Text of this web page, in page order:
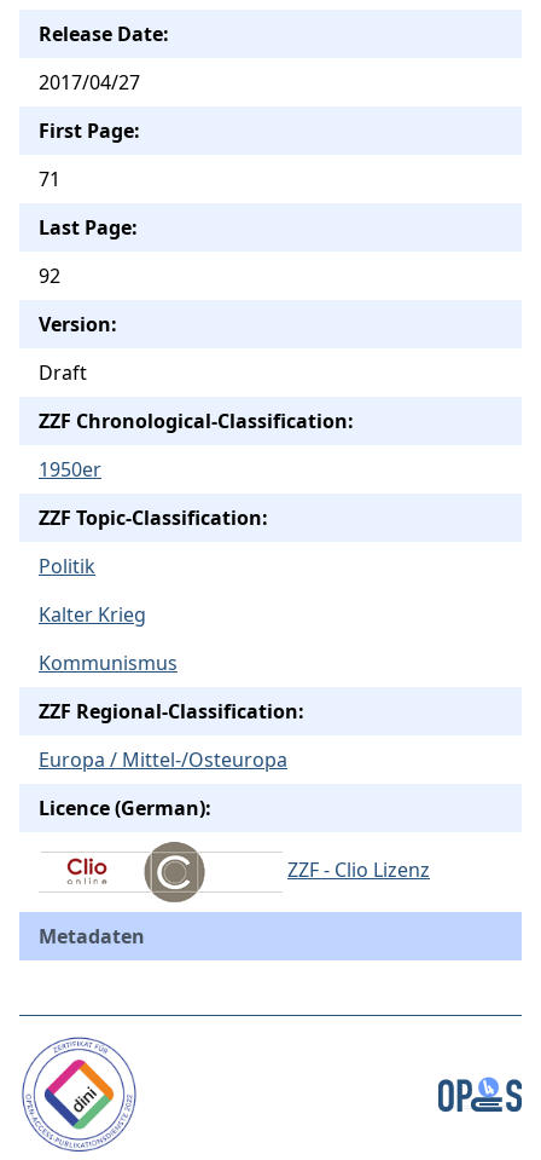
Metadaten
Release Date:
2017/04/27
First Page:
71
Last Page:
92
Version:
Draft
ZZF Chronological-Classification:
1950er
ZZF Topic-Classification:
Politik
Kalter Krieg
Kommunismus
ZZF Regional-Classification:
Europa / Mittel-/Osteuropa
Licence (German):
ZZF - Clio Lizenz